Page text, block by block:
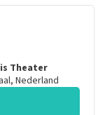
Theater
, Nederland